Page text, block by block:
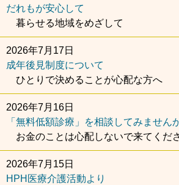
だれもが安心して
暮らせる地域をめざして
2026年7月17日
成年後見制度について
ひとりで決めることが心配な方へ
2026年7月16日
「無料低額診療」を相談してみません
お金のことは心配しないで来てくだ
2026年7月15日
HPH医療介護活動より